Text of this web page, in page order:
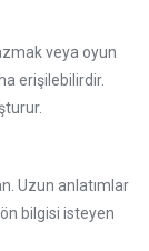
veya oyun
erişilebilirdir.
Uzun anlatımlar
bilgisi isteyen